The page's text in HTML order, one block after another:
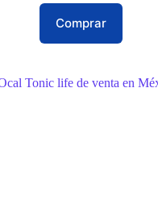
Comprar